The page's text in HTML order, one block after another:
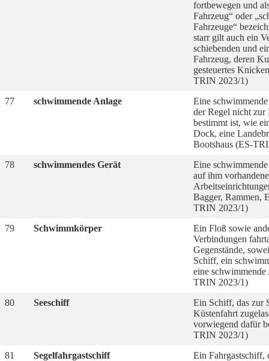
fortbewegen und
Fahrzeug“ oder
Fahrzeuge“
starr gilt auch ein
schiebenden und
Fahrzeug, deren
gesteuertes
TRIN 2023/1)
77
schwimmende Anlage
Eine
der Regel nicht zur
bestimmt ist, wie
Dock, eine
Bootshaus (ES-
78
schwimmendes Gerät
Eine
auf ihm
Bagger, Rammen,
TRIN 2023/1)
79
Schwimmkörper
Ein Floß sowie
Verbindungen
Gegenstände,
Schiff, ein
eine
TRIN 2023/1)
80
Seeschiff
Ein Schiff, das zur
Küstenfahrt
vorwiegend dafür
TRIN 2023/1)
81
Segelfahrgastschiff
Ein Fahrgastschiff,